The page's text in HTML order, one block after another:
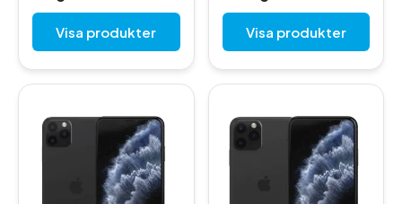
Visa produkter Visa produkter